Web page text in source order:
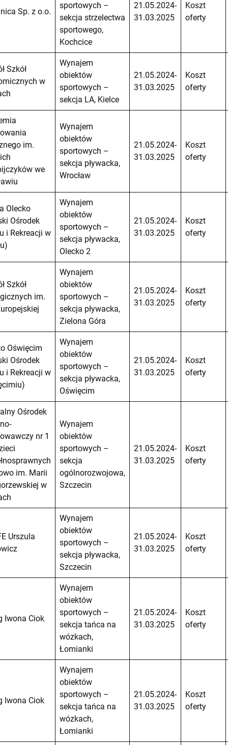
Sp. z o.o.
sportowych –
sekcja strzelectwa
sportowego,
Kochcice
21.05.2024-
31.03.2025
Koszt
oferty
Szkół
w
Wynajem
obiektów
sportowych –
sekcja LA, Kielce
21.05.2024-
31.03.2025
Koszt
oferty
im.
we
Wynajem
obiektów
sportowych –
sekcja pływacka,
Wrocław
21.05.2024-
31.03.2025
Koszt
oferty
Olecko
Ośrodek
i Rekreacji w
Wynajem
obiektów
sportowych –
sekcja pływacka,
Olecko 2
21.05.2024-
31.03.2025
Koszt
oferty
Szkół
im.
Wynajem
obiektów
sportowych –
sekcja pływacka,
Zielona Góra
21.05.2024-
31.03.2025
Koszt
oferty
Oświęcim
Ośrodek
i Rekreacji w
Wynajem
obiektów
sportowych –
sekcja pływacka,
Oświęcim
21.05.2024-
31.03.2025
Koszt
oferty
Ośrodek
nr 1
im. Marii
w
Wynajem
obiektów
sportowych –
sekcja
ogólnorozwojowa,
Szczecin
21.05.2024-
31.03.2025
Koszt
oferty
Urszula
Wynajem
obiektów
sportowych –
sekcja pływacka,
Szczecin
21.05.2024-
31.03.2025
Koszt
oferty
Iwona Ciok
Wynajem
obiektów
sportowych –
sekcja tańca na
wózkach,
Łomianki
21.05.2024-
31.03.2025
Koszt
oferty
Iwona Ciok
Wynajem
obiektów
sportowych –
sekcja tańca na
wózkach,
Łomianki
21.05.2024-
31.03.2025
Koszt
oferty